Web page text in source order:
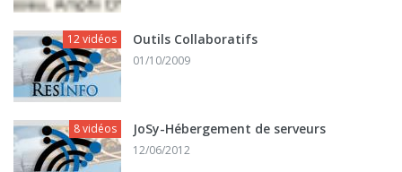
12 vidéos Outils Collaboratifs
01/10/2009
8 vidéos JoSy-Hébergement de serveurs
12/06/2012